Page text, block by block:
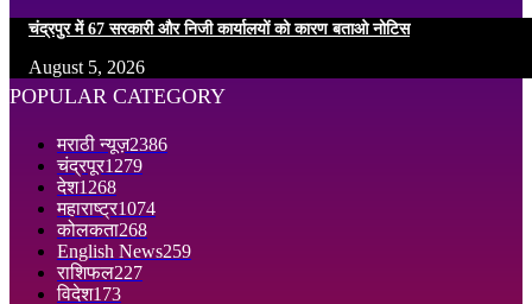
चंद्रपुर में 67 सरकारी और निजी कार्यालयों को कारण बताओ नोटिस
August 5, 2026
POPULAR CATEGORY
मराठी न्यूज़2386
चंद्रपूर1279
देश1268
महाराष्ट्र1074
कोलकता268
English News259
राशिफल227
विदेश173